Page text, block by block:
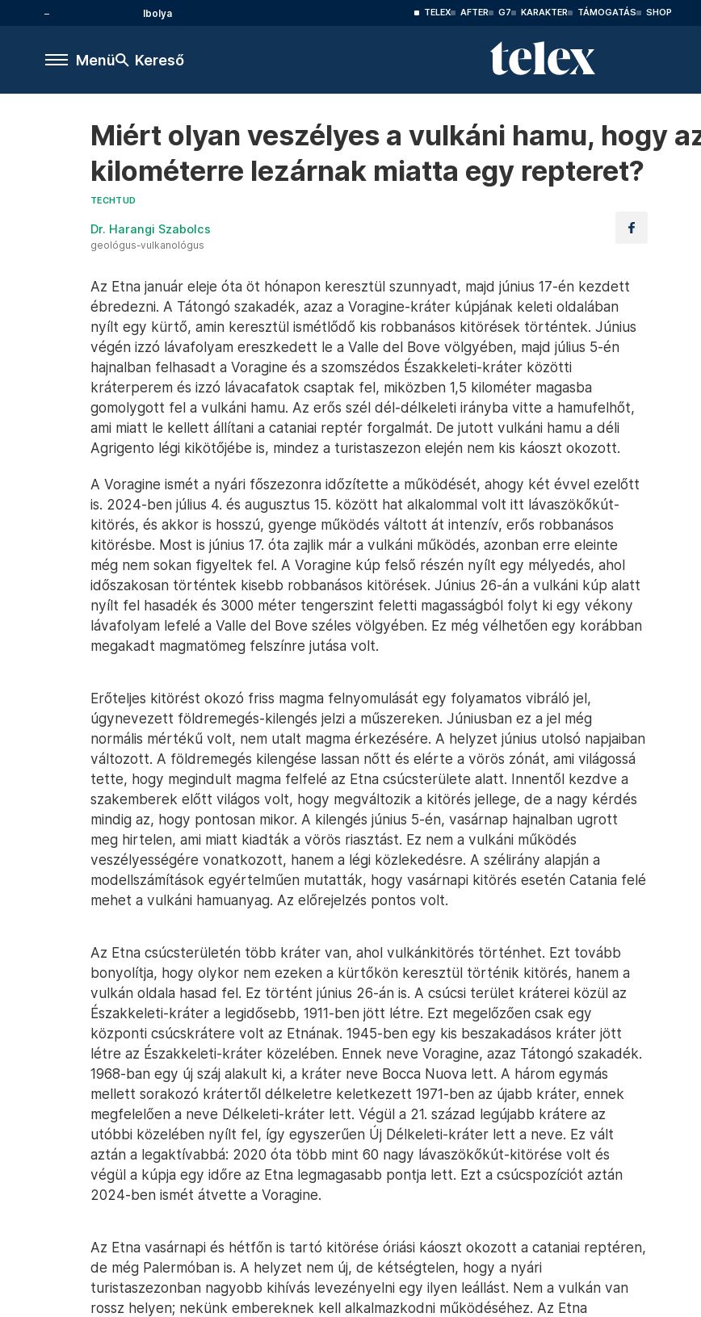
Ibolya TELEX AFTER G7 KARAKTER TÁMOGATÁS SHOP
Menü Kereső
Miért olyan veszélyes a vulkáni hamu, hogy
kilométerre lezárnak miatta egy repteret?
TECHTUD
Dr. Harangi Szabolcs
geológus-vulkanológus
Az Etna január eleje óta öt hónapon keresztül szunnyadt, majd június 17-én kezdett
ébredezni. A Tátongó szakadék, azaz a Voragine-kráter kúpjának keleti oldalában
nyílt egy kürtő, amin keresztül ismétlődő kis robbanásos kitörések történtek. Június
végén izzó lávafolyam ereszkedett le a Valle del Bove völgyében, majd július 5-én
hajnalban felhasadt a Voragine és a szomszédos Északkeleti-kráter közötti
kráterperem és izzó lávacafatok csaptak fel, miközben 1,5 kilométer magasba
gomolygott fel a vulkáni hamu. Az erős szél dél-délkeleti irányba vitte a hamufelhőt,
ami miatt le kellett állítani a cataniai reptér forgalmát. De jutott vulkáni hamu a déli
Agrigento légi kikötőjébe is, mindez a turistaszezon elején nem kis káoszt okozott.
A Voragine ismét a nyári főszezonra időzítette a működését, ahogy két évvel ezelőtt
is. 2024-ben július 4. és augusztus 15. között hat alkalommal volt itt lávaszökőkút-
kitörés, és akkor is hosszú, gyenge működés váltott át intenzív, erős robbanásos
kitörésbe. Most is június 17. óta zajlik már a vulkáni működés, azonban erre eleinte
még nem sokan figyeltek fel. A Voragine kúp felső részén nyílt egy mélyedés, ahol
időszakosan történtek kisebb robbanásos kitörések. Június 26-án a vulkáni kúp alatt
nyílt fel hasadék és 3000 méter tengerszint feletti magasságból folyt ki egy vékony
lávafolyam lefelé a Valle del Bove széles völgyében. Ez még vélhetően egy korábban
megakadt magmatömeg felszínre jutása volt.
Erőteljes kitörést okozó friss magma felnyomulását egy folyamatos vibráló jel,
úgynevezett földremegés-kilengés jelzi a műszereken. Júniusban ez a jel még
normális mértékű volt, nem utalt magma érkezésére. A helyzet június utolsó napjaiban
változott. A földremegés kilengése lassan nőtt és elérte a vörös zónát, ami világossá
tette, hogy megindult magma felfelé az Etna csúcsterülete alatt. Innentől kezdve a
szakemberek előtt világos volt, hogy megváltozik a kitörés jellege, de a nagy kérdés
mindig az, hogy pontosan mikor. A kilengés június 5-én, vasárnap hajnalban ugrott
meg hirtelen, ami miatt kiadták a vörös riasztást. Ez nem a vulkáni működés
veszélyességére vonatkozott, hanem a légi közlekedésre. A szélirány alapján a
modellszámítások egyértelműen mutatták, hogy vasárnapi kitörés esetén Catania felé
mehet a vulkáni hamuanyag. Az előrejelzés pontos volt.
Az Etna csúcsterületén több kráter van, ahol vulkánkitörés történhet. Ezt tovább
bonyolítja, hogy olykor nem ezeken a kürtőkön keresztül történik kitörés, hanem a
vulkán oldala hasad fel. Ez történt június 26-án is. A csúcsi terület kráterei közül az
Északkeleti-kráter a legidősebb, 1911-ben jött létre. Ezt megelőzően csak egy
központi csúcskrátere volt az Etnának. 1945-ben egy kis beszakadásos kráter jött
létre az Északkeleti-kráter közelében. Ennek neve Voragine, azaz Tátongó szakadék.
1968-ban egy új száj alakult ki, a kráter neve Bocca Nuova lett. A három egymás
mellett sorakozó krátertől délkeletre keletkezett 1971-ben az újabb kráter, ennek
megfelelően a neve Délkeleti-kráter lett. Végül a 21. század legújabb krátere az
utóbbi közelében nyílt fel, így egyszerűen Új Délkeleti-kráter lett a neve. Ez vált
aztán a legaktívabbá: 2020 óta több mint 60 nagy lávaszökőkút-kitörése volt és
végül a kúpja egy időre az Etna legmagasabb pontja lett. Ezt a csúcspozíciót aztán
2024-ben ismét átvette a Voragine.
Az Etna vasárnapi és hétfőn is tartó kitörése óriási káoszt okozott a cataniai reptéren,
de még Palermóban is. A helyzet nem új, de kétségtelen, hogy a nyári
turistaszezonban nagyobb kihívás levezényelni egy ilyen leállást. Nem a vulkán van
rossz helyen; nekünk embereknek kell alkalmazkodni működéséhez. Az Etna